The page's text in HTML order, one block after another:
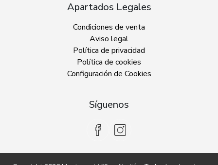
Apartados Legales
Condiciones de venta
Aviso legal
Política de privacidad
Política de cookies
Configuración de Cookies
Síguenos